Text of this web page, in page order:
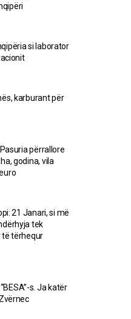
si laborator
karburant për
përrallore
godina, vila
21 Janari, si më
tek
të tërhequr
s. Ja katër